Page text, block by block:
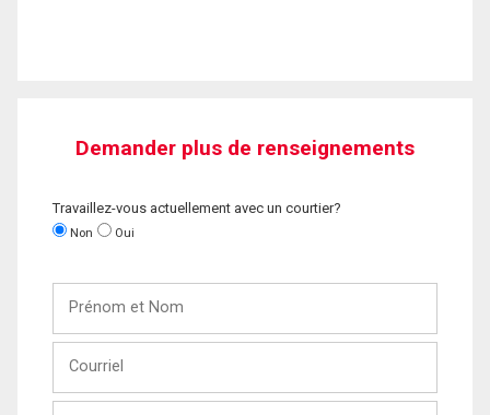
Demander plus de renseignements
Travaillez-vous actuellement avec un courtier?
Non Oui
Nom